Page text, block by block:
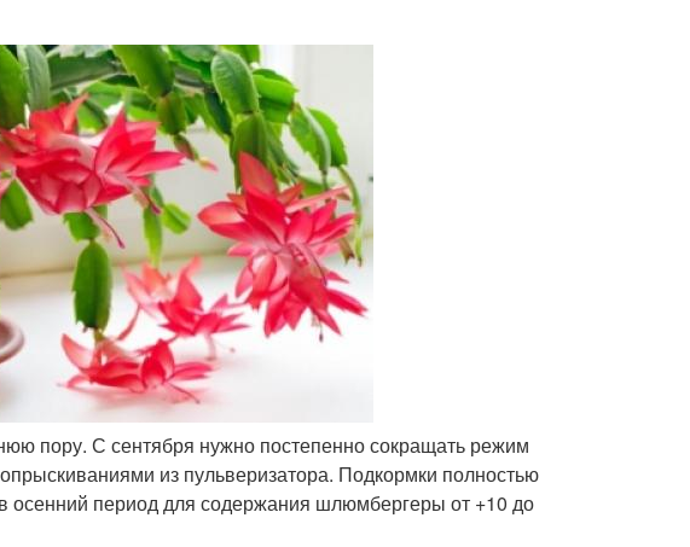
пору. С сентября нужно постепенно сокращать режим
из пульверизатора. Подкормки полностью
осенний период для содержания шлюмбергеры от +10 до